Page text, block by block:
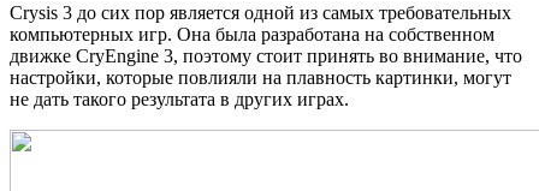
Crysis 3 до сих пор является одной из самых требовательных
компьютерных игр. Она была разработана на собственном
движке CryEngine 3, поэтому стоит принять во внимание, что
настройки, которые повлияли на плавность картинки, могут
не дать такого результата в других играх.